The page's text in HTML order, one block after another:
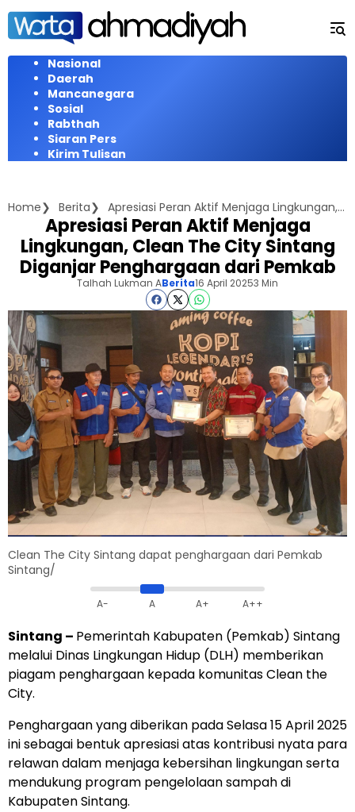
Langsung
konten
Nasional
Daerah
Mancanegara
Sosial
Rabthah
Siaran Pers
Kirim Tulisan
Home Berita Apresiasi Peran Aktif Menjaga Lingkungan, Clean The City Sintang Diganjar Penghargaan dari Pemkab
Apresiasi Peran Aktif Menjaga
Lingkungan, Clean The City Sintang
Diganjar Penghargaan dari Pemkab
Talhah Lukman ABerita16 April 20253 Min
Clean The City Sintang dapat penghargaan dari Pemkab
Sintang/
A- A A+ A++
Sintang – Pemerintah Kabupaten (Pemkab) Sintang
melalui Dinas Lingkungan Hidup (DLH) memberikan
piagam penghargaan kepada komunitas Clean the
City.
Penghargaan yang diberikan pada Selasa 15 April 2025
ini sebagai bentuk apresiasi atas kontribusi nyata para
relawan dalam menjaga kebersihan lingkungan serta
mendukung program pengelolaan sampah di
Kabupaten Sintang.